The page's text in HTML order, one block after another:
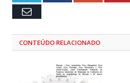
Email
CONTEÚDO RELACIONADO